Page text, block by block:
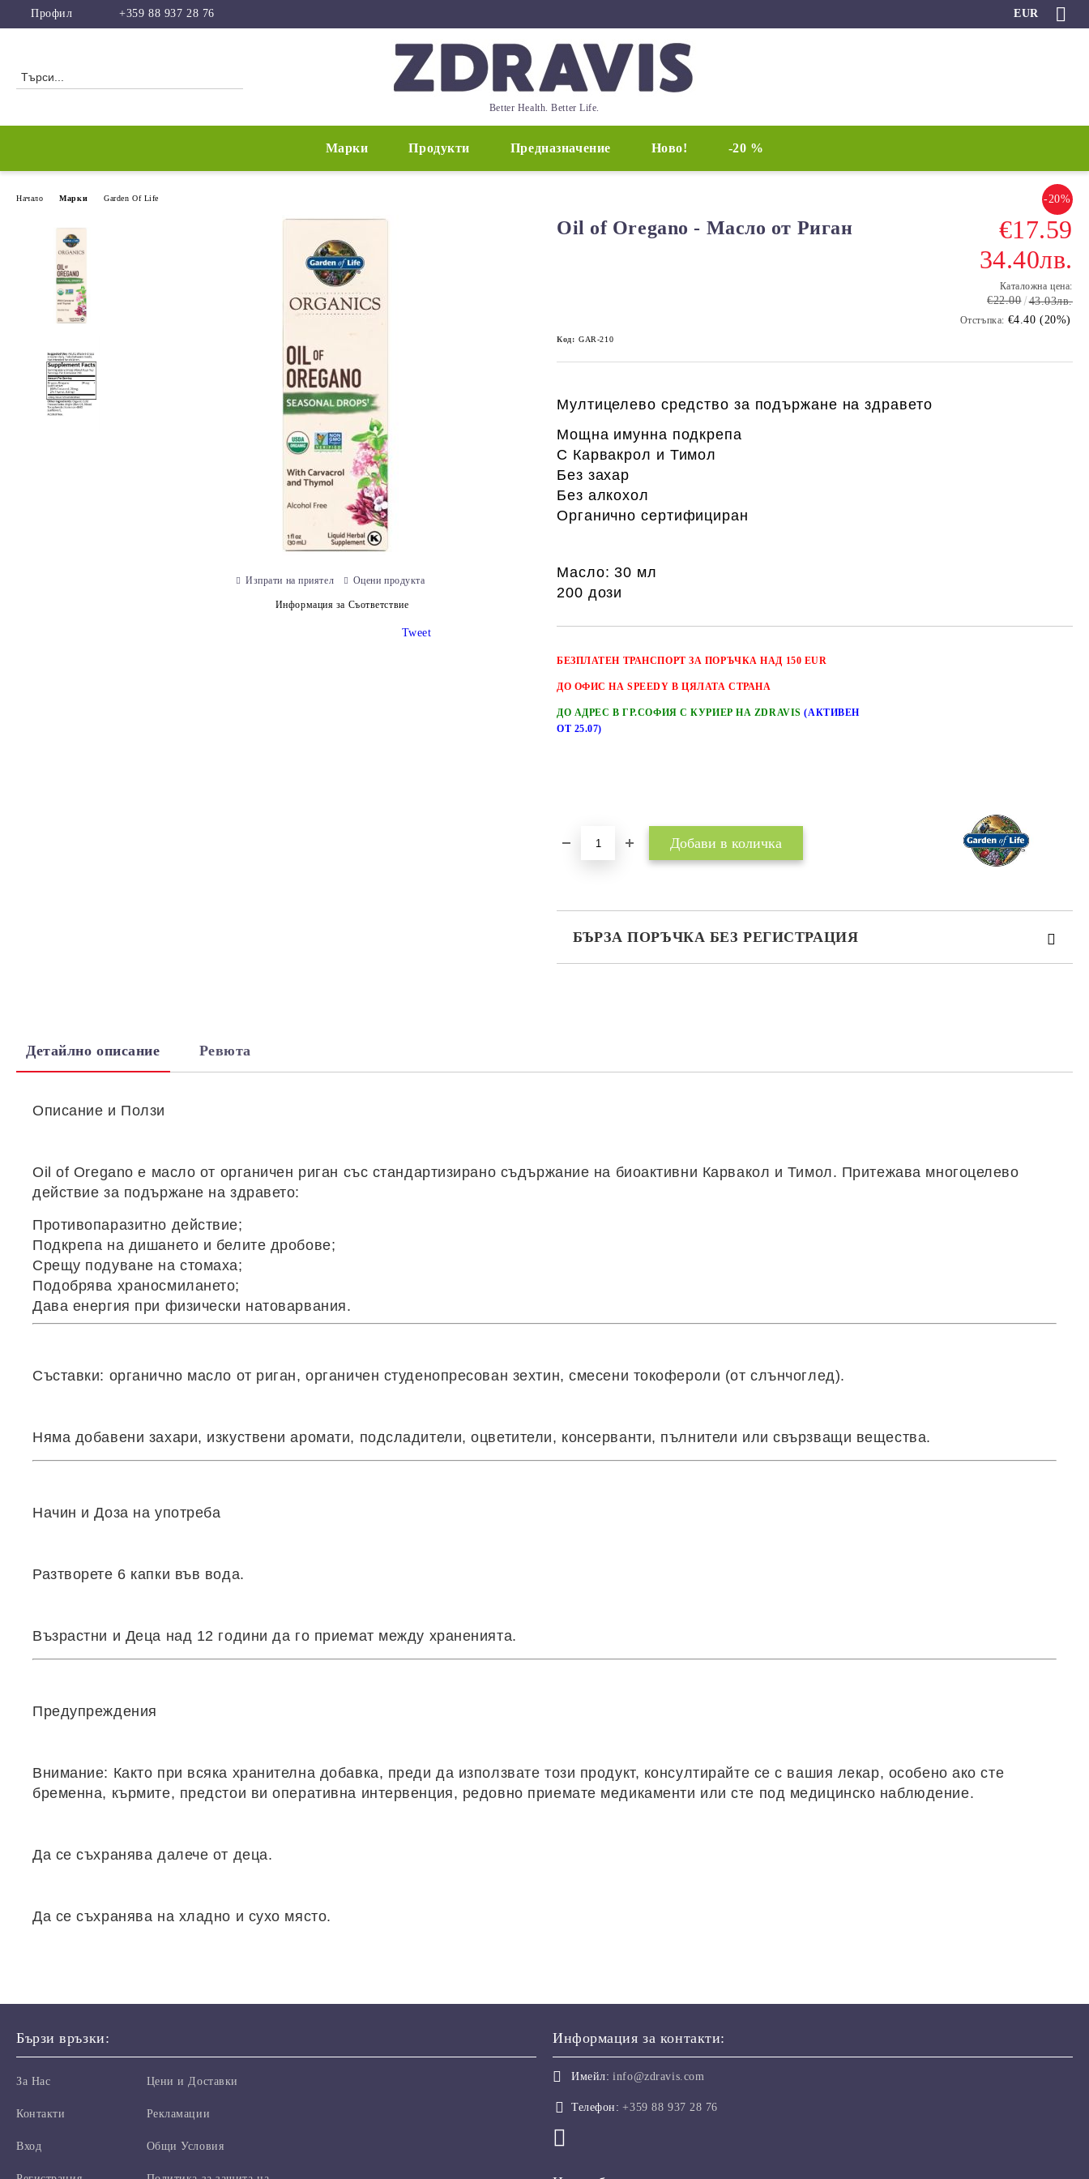
Профил +359 88 937 28 76 EUR
Better Health. Better Life.
Марки Продукти Предназначение Ново! -20 %
Начало Марки Garden Of Life
Oil of Oregano - Масло от Риган
-20%
€17.59
34.40лв.
Каталожна цена:
€22.00 43.03лв.
Отстъпка: €4.40 (20%)
Код: GAR-210
Мултицелево средство за подържане на здравето
Мощна имунна подкрепа
С Карвакрол и Тимол
Без захар
Без алкохол
Органично сертифициран
Масло: 30 мл
200 дози
БЕЗПЛАТЕН ТРАНСПОРТЗА ПОРЪЧКА НАД 150 EUR
ДО ОФИС НА SPEEDY В ЦЯЛАТА СТРАНА
ДО АДРЕС В ГР.СОФИЯ С КУРИЕР НА ZDRAVIS(АКТИВЕН
ОТ 25.07)
БЪРЗА ПОРЪЧКА БЕЗ РЕГИСТРАЦИЯ
Изпрати на приятел Оцени продукта
Информация за Съответствие
Tweet
Детайлно описание Ревюта
Описание и Ползи
Oil of Oregano e масло от органичен риган със стандартизирано съдържание на биоактивни Карвакол и Тимол. Притежава многоцелево
действие за подържане на здравето:
Противопаразитно действие;
Подкрепа на дишането и белите дробове;
Срещу подуване на стомаха;
Подобрява храносмилането;
Дава енергия при физически натоварвания.
Съставки: органично масло от риган, органичен студенопресован зехтин, смесени токофероли (от слънчоглед).
Няма добавени захари, изкуствени аромати, подсладители, оцветители, консерванти, пълнители или свързващи вещества.
Начин и Доза на употреба
Разтворете 6 капки във вода.
Възрастни и Деца над 12 години да го приемат между храненията.
Предупреждения
Внимание: Както при всяка хранителна добавка, преди да използвате този продукт, консултирайте се с вашия лекар, особено ако сте
бременна, кърмите, предстои ви оперативна интервенция, редовно приемате медикаменти или сте под медицинско наблюдение.
Да се съхранява далечe от деца.
Да се ​​съхранява на хладно и сухо място.
Бързи връзки:
За Нас
Контакти
Вход
Цени и Доставки
Рекламации
Общи Условия
Информация за контакти:
Имейл: info@zdravis.com
Телефон: +359 88 937 28 76